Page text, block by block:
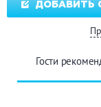
ДОБАВИТЬ
Гости